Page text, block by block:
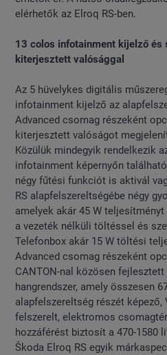
elérhetők az Elroq RS-ben.
13 colos infotainment kijelző és
kiterjesztett valósággal
Az 5 hüvelykes digitális
infotainment kijelző az
Advanced csomag részeként
kiterjesztett valóságot
Közülük mindegyik rendelkezik
infotainment képernyőn
négy fűtési funkciót is aktivál
RS alapfelszereltségébe négy
amelyek akár 45 W
a vezeték nélküli töltéssel és
Telefonbox akár 15 W töltési
Advanced csomag részeként
CANTON-nal közösen
hangrendszer, amely összesen
alapfelszereltség részét képező,
felszerelt, elektromos
hozzáférést biztosít a 470-1580
Škoda Elroq RS egyik